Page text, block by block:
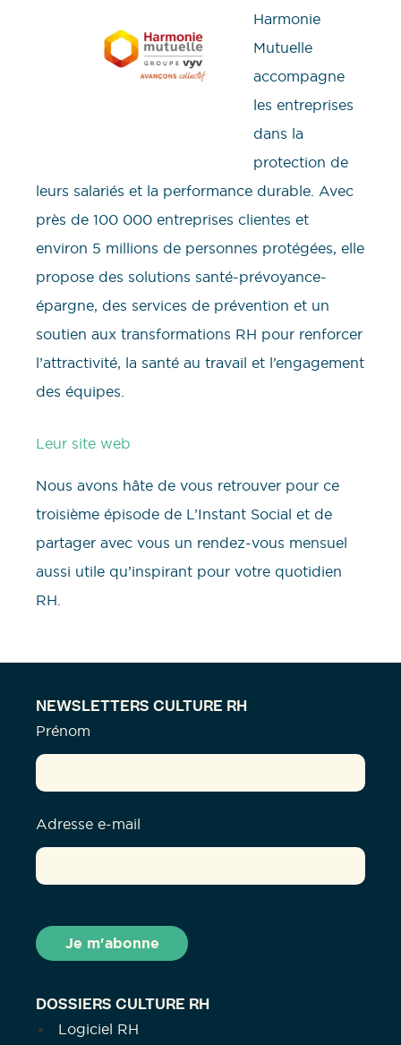
Harmonie
Mutuelle
accompagne
les entreprises
dans la
protection de
leurs salariés et la performance durable. Avec
près de 100 000 entreprises clientes et
environ 5 millions de personnes protégées, elle
propose des solutions santé-prévoyance-
épargne, des services de prévention et un
soutien aux transformations RH pour renforcer
l’attractivité, la santé au travail et l’engagement
des équipes.
Leur site web
Nous avons hâte de vous retrouver pour ce
troisième épisode de L’Instant Social et de
partager avec vous un rendez-vous mensuel
aussi utile qu’inspirant pour votre quotidien
RH.
DOSSIERS CULTURE RH
Logiciel RH
NEWSLETTERS CULTURE RH
Prénom
Adresse e-mail